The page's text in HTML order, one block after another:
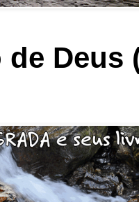
de Deus